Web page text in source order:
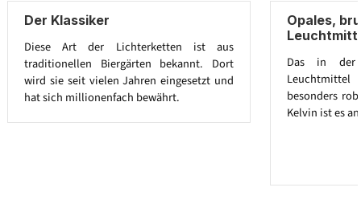
Der Klassiker
Diese Art der Lichterketten ist aus
traditionellen Biergärten bekannt. Dort
wird sie seit vielen Jahren eingesetzt und
hat sich millionenfach bewährt.
Opales,
Das in der
besonders
Kelvin ist es